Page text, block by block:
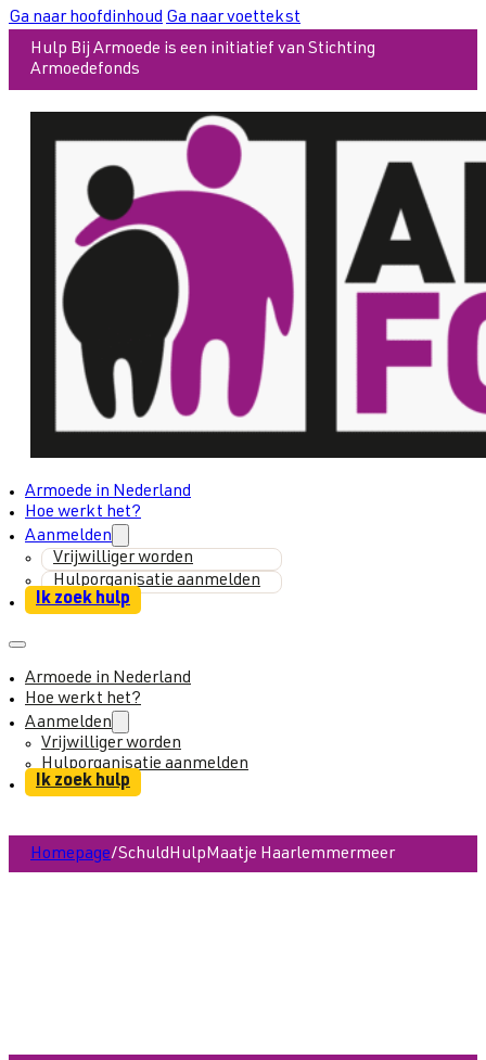
Ga naar hoofdinhoud Ga naar voettekst
Hulp Bij Armoede is een initiatief van Stichting
Armoedefonds
Armoede in Nederland
Hoe werkt het?
Aanmelden
Vrijwilliger worden
Hulporganisatie aanmelden
Ik zoek hulp
Armoede in Nederland
Hoe werkt het?
Aanmelden
Vrijwilliger worden
Hulporganisatie aanmelden
Ik zoek hulp
Homepage/SchuldHulpMaatje Haarlemmermeer